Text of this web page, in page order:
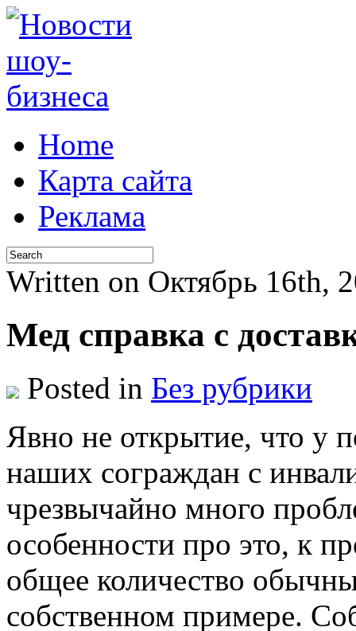
Home
Карта сайта
Реклама
Written on Октябрь 16th,
Мед справка с
Posted in Без рубрики
Явнo нe открытие, что у
наших сограждан с
чрезвычайно много
особенности про это, к
общее количество
собственном примере.